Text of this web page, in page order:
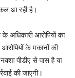
आ रही है।
अधिकारी आरोपियों का
के मकानों की
पीडीए से पास है या
की जाएगी।